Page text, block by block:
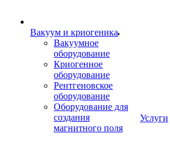
Вакуум и криогеника
Вакуумное
оборудование
Криогенное
оборудование
Рентгеновское
оборудование
Оборудование для
создания
магнитного поля
Услуги